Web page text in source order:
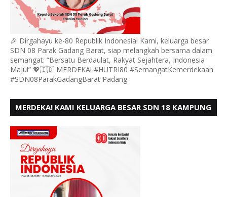
🎉 Dirgahayu ke-80 Republik Indonesia! Kami, keluarga besar
SDN 08 Parak Gadang Barat, siap melangkah bersama dalam
semangat: “Bersatu Berdaulat, Rakyat Sejahtera, Indonesia
Maju!” 💖🇮🇩 MERDEKA! #HUTRI80 #SemangatKemerdekaan
#SDN08ParakGadangBarat Padang
MERDEKA! KAMI KELUARGA BESAR SDN 18 KAMPUNG